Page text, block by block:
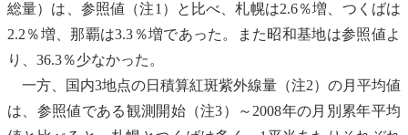
総量）は、参照値（注1）と比べ、札幌は2.6％増、つくばは
2.2％増、那覇は3.3％増であった。また昭和基地は参照値よ
り、36.3％少なかった。
一方、国内3地点の日積算紅斑紫外線量（注2）の月平均値
は、参照値である観測開始（注3）～2008年の月別累年平均